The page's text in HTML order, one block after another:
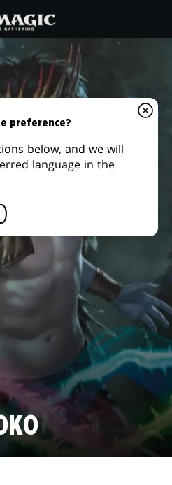
preference?
below, and we will
language in the